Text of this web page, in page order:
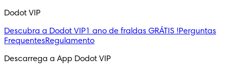
Dodot VIP
Descubra a Dodot VIP1 ano de fraldas GRÁTIS !Perguntas
FrequentesRegulamento
Descarrega a App Dodot VIP